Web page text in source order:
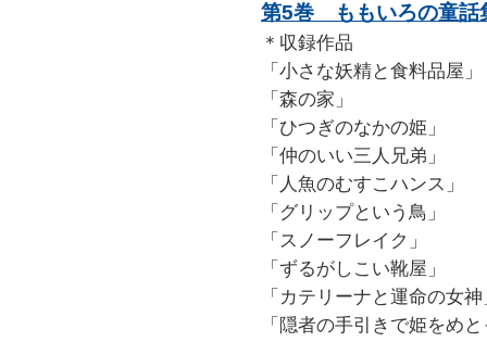
第5巻 ももいろの童話
＊収録作品
「小さな妖精と食料品屋」
「森の家」
「ひつぎのなかの姫」
「仲のいい三人兄弟」
「人魚のむすこハンス」
「グリップという鳥」
「スノーフレイク」
「ずるがしこい靴屋」
「カテリーナと運命の女神
「隠者の手引きで姫をめ